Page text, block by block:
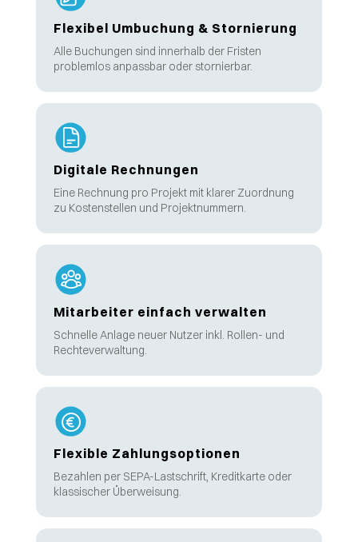
Flexibel Umbuchung & Stornierung
Alle Buchungen sind innerhalb der Fristen
problemlos anpassbar oder stornierbar.
Digitale Rechnungen
Eine Rechnung pro Projekt mit klarer Zuordnung
zu Kostenstellen und Projektnummern.
Mitarbeiter einfach verwalten
Schnelle Anlage neuer Nutzer inkl. Rollen- und
Rechteverwaltung.
Flexible Zahlungsoptionen
Bezahlen per SEPA-Lastschrift, Kreditkarte oder
klassischer Überweisung.